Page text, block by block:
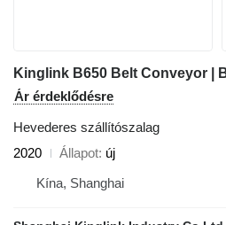
Ár érdeklődésre
Hevederes szállítószalag
2020
Állapot új
Kína, Shanghai